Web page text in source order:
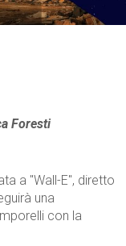
Foresti
a "Wall-E", diretto
una
con la